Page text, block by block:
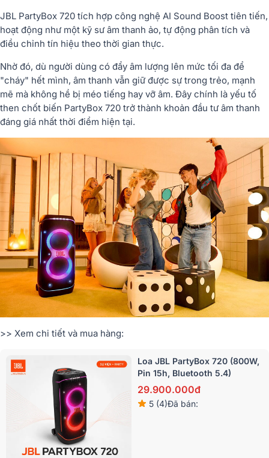
JBL PartyBox 720 tích hợp công nghệ AI Sound Boost tiên tiến,
hoạt động như một kỹ sư âm thanh ảo, tự động phân tích và
điều chỉnh tín hiệu theo thời gian thực.
Nhờ đó, dù người dùng có đẩy âm lượng lên mức tối đa để
"cháy" hết mình, âm thanh vẫn giữ được sự trong trẻo, mạnh
mẽ mà không hề bị méo tiếng hay vỡ âm. Đây chính là yếu tố
then chốt biến PartyBox 720 trở thành khoản đầu tư âm thanh
đáng giá nhất thời điểm hiện tại.
>> Xem chi tiết và mua hàng:
Loa JBL PartyBox 720 (800W,
Pin 15h, Bluetooth 5.4)
29.900.000đ
5 (4)Đã bán: